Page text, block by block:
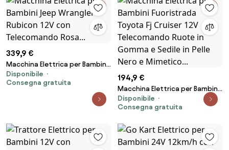
339,9 €
Macchina Elettrica per Bambini
Jeep Wrangler Rubicon 12V con
Telecomando Rosa...
Disponibile
Consegna gratuita
194,9 €
Macchina Elettrica per Bambini
Fuoristrada Toyota Fj Cruiser
12V Telecomando Ruote in
Mimetico...
Disponibile
Consegna gratuita